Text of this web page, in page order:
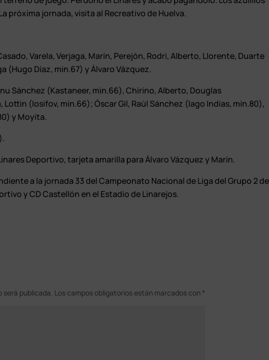
próxima jornada, visita al Recreativo de Huelva.
Varela, Verjaga, Marín, Perejón, Rodri, Alberto, Llorente, Duarte
(Hugo Díaz, min.67) y Álvaro Vázquez.
Sánchez (Kastaneer, min.66), Chirino, Alberto, Douglas
(Iosifov, min.66); Óscar Gil, Raúl Sánchez (Iago Indias, min.80),
y Moyita.
Deportivo, tarjeta amarilla para Álvaro Vázquez y Marín.
a la jornada 33 del Campeonato Nacional de Liga del Grupo 2 de
y CD Castellón en el Estadio de Linarejos.
será publicada. Los campos obligatorios están marcados con *